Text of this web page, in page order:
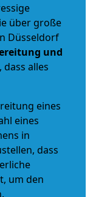
über große
Düsseldorf
und
alles
eines
eines
in
dass
um den